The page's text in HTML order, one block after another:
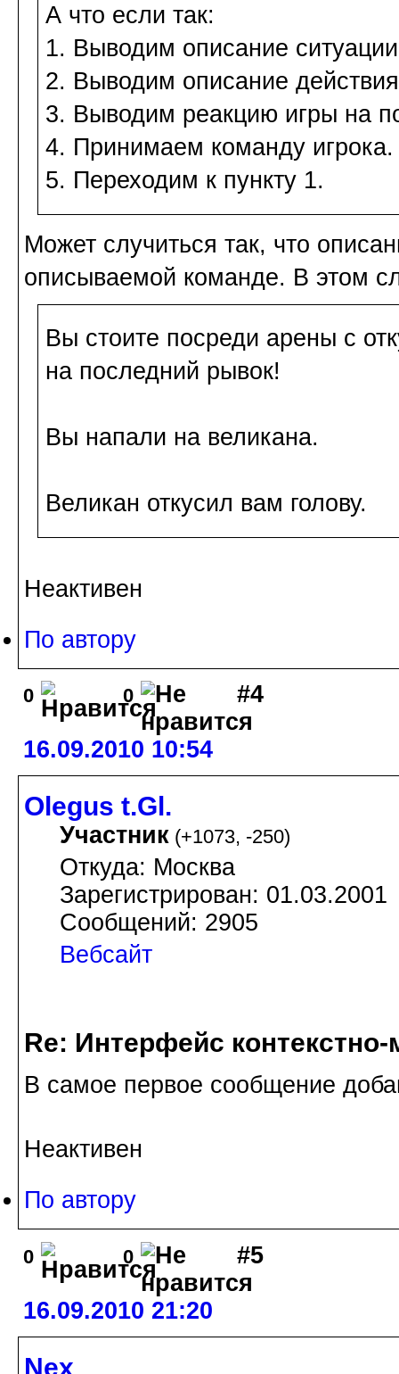
А что если так:
1. Выводим описание
2. Выводим описание
3. Выводим реакцию игры на
4. Принимаем команду игрока.
5. Переходим к пункту 1.
Может случиться так, что
описываемой команде. В этом
Вы стоите посреди арены с
на последний рывок!
Вы напали на великана.
Великан откусил вам голову.
Неактивен
По автору
0 0 #4
16.09.2010 10:54
Olegus t.Gl.
Участник (+1073, -250)
Откуда: Москва
Зарегистрирован: 01.03.2001
Сообщений: 2905
Вебсайт
Re: Интерфейс
В самое первое сообщение
Неактивен
По автору
0 0 #5
16.09.2010 21:20
Nex